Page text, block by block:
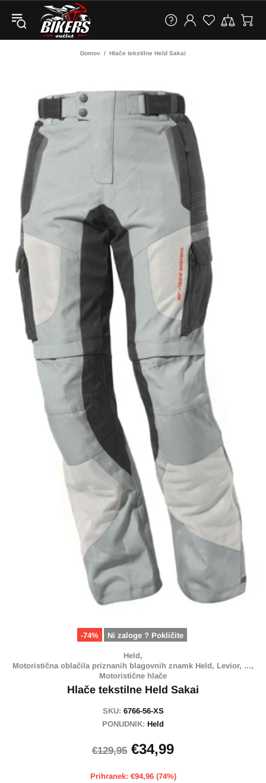
Domov Hlače tekstilne Held Sakai
-74% Ni zaloge ? Pokličite
Held,
Motoristična oblačila priznanih blagovnih znamk Held, Levior, ...,
Motoristične hlače
Hlače tekstilne Held Sakai
SKU: 6766-56-XS
PONUDNIK: Held
€129,95 €34,99
Prihranek: €94,96 (74%)